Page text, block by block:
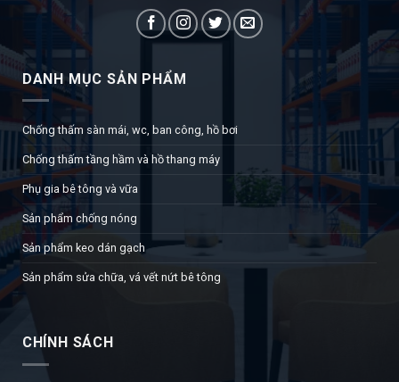
DANH MỤC SẢN PHẨM
Chống thấm sàn mái, wc, ban công, hồ bơi
Chống thấm tầng hầm và hồ thang máy
Phụ gia bê tông và vữa
Sản phẩm chống nóng
Sản phẩm keo dán gạch
Sản phẩm sửa chữa, vá vết nứt bê tông
CHÍNH SÁCH